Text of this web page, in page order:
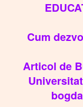
Cum
Articol de